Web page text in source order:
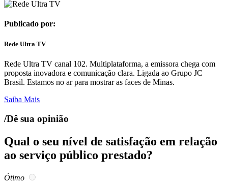
Publicado por:
Rede Ultra TV
Rede Ultra TV canal 102. Multiplataforma, a emissora chega com
proposta inovadora e comunicação clara. Ligada ao Grupo JC
Brasil. Estamos no ar para mostrar as faces de Minas.
Saiba Mais
/Dê sua opinião
Qual o seu nível de satisfação em relação
ao serviço público prestado?
Ótimo